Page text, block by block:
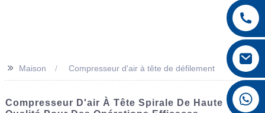
>> Maison Compresseur d'air à tête de défilement
Compresseur D'air À Tête Spirale De Haute